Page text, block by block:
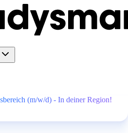
(m/w/d) - In deiner Region!